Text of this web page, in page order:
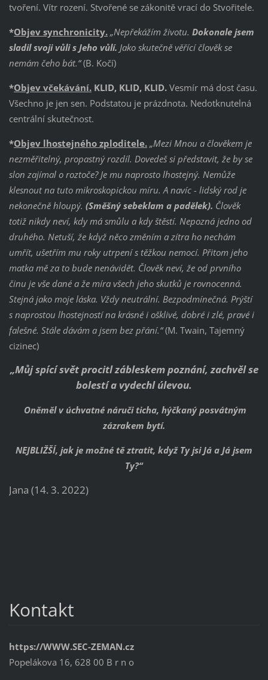
tvoření. Vítr rození. Stvořené se zákonitě vrací do Stvořitele.
*Objev synchronicity. „Nepřekážím životu. Dokonale jsem
sladil svoji vůli s Jeho vůlí. Jako skutečně věřící člověk se
nemám čeho bát.“(B. Kočí)
*Objev včekávání. KLID, KLID, KLID.Vesmír má dost času.
Všechno je jen sen. Podstatou je prázdnota. Nedotknutelná
centrální skutečnost.
*Objev lhostejného zploditele. „Mezi Mnou a člověkem je
nezměřitelný, propastný rozdíl. Dovedeš si představit, že by se
slon zajímal o roztoče? Je mu naprosto lhostejný. Nemůže
klesnout na tuto mikroskopickou míru. A navíc - lidský rod je
nekonečně hloupý. (Směšný sebeklam a padělek). Člověk
totiž nikdy neví, kdy má smůlu a kdy štěstí. Nepozná jedno od
druhého. Netuší, že když něco změním a zítra ho nechám
umřít, ušetřím mu roky utrpení s těžkou nemocí. Přitom jeho
matka mě za to bude nenávidět. Člověk neví, že od prvního
činu je vše dané a že míra všech jeho skutků je rovnocenná.
Stejná jako moje láska. Vždy neutrální. Bezpodmínečná. Prýští
s naprostou lhostejností na krásné i ošklivé, dobré i zlé, pravé i
falešné. Stále dávám a jsem bez přání.“(M. Twain, Tajemný
cizinec)
„Můj spící svět procitl zábleskem poznání, zachvěl se
bolestí a vydechl úlevou.
Oněměl v úchvatné náruči ticha, hýčkaný posvátným
zázrakem bytí.
NEJBLIŽŠÍ, jak je možné tě ztratit, když Ty jsi Já a Já jsem
Ty?“
Jana (14. 3. 2022)
Kontakt
https://WWW.SEC-ZEMAN.cz
Popelákova 16, 628 00 B r n o